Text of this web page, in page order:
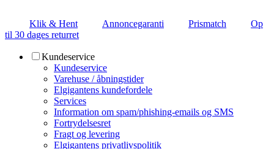
Klik & Hent Annoncegaranti Prismatch
Op
til 30 dages returret
Kundeservice
Kundeservice
Varehuse / åbningstider
Elgigantens kundefordele
Services
Information om spam/phishing-emails og SMS
Fortrydelsesret
Fragt og levering
Elgigantens privatlivspolitik